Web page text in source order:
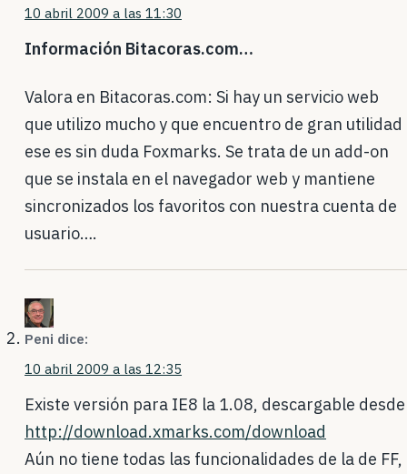
10 abril 2009 a las 11:30
Información Bitacoras.com…
Valora en Bitacoras.com: Si hay un servicio web
que utilizo mucho y que encuentro de gran utilidad
ese es sin duda Foxmarks. Se trata de un add-on
que se instala en el navegador web y mantiene
sincronizados los favoritos con nuestra cuenta de
usuario….
Peni dice:
10 abril 2009 a las 12:35
Existe versión para IE8 la 1.08, descargable desde
http://download.xmarks.com/download
Aún no tiene todas las funcionalidades de la de FF,